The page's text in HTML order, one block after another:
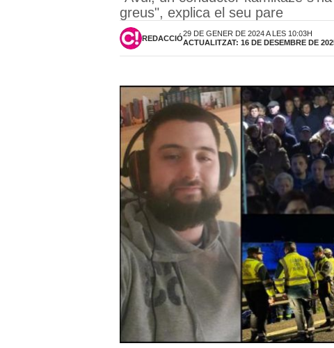
greus", explica el seu pare
REDACCIÓ
29 DE GENER DE 2024 A LES 10:03H
ACTUALITZAT: 16 DE DESEMBRE DE